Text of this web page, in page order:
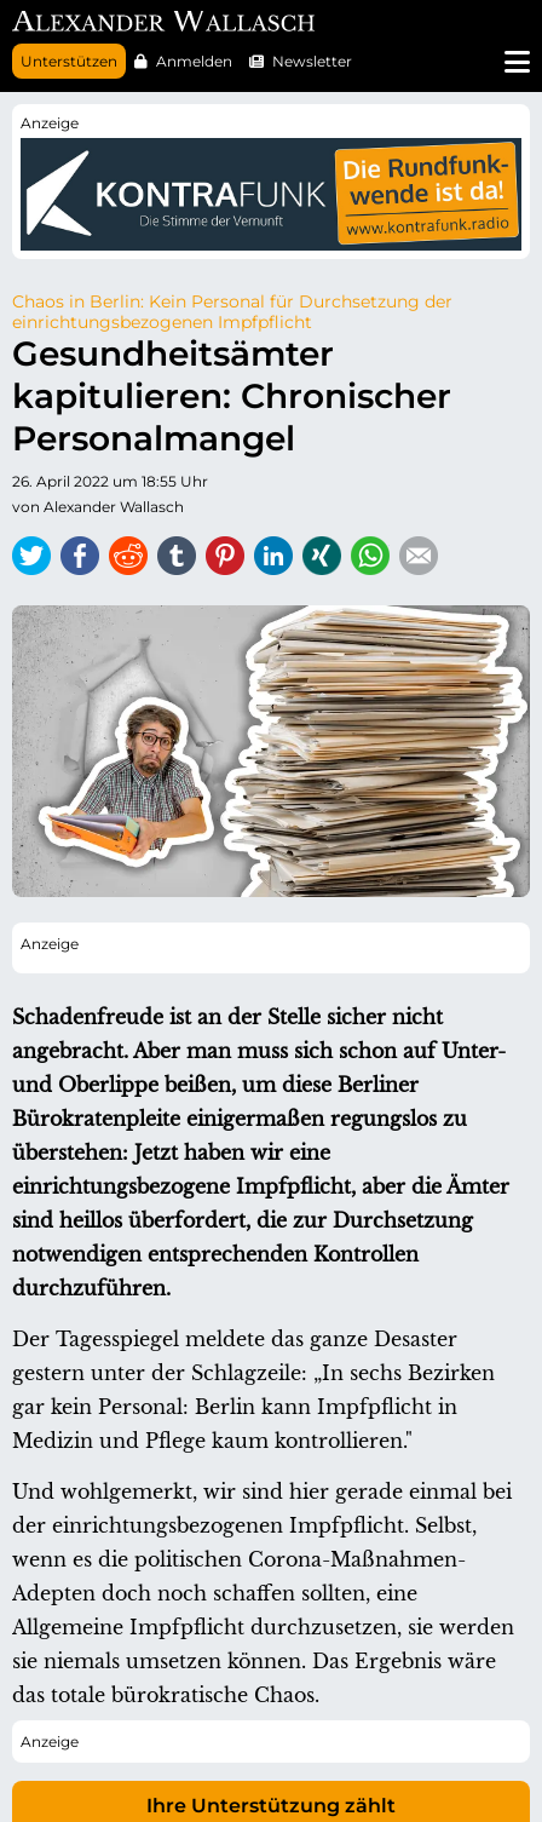
N
a
v
r
s
p
r
n
g
e
n
Unterstützen Anmelden Newsletter
Chaos in Berlin: Kein Personal für Durchsetzung der
einrichtungsbezogenen Impfpflicht
Gesundheitsämter
kapitulieren: Chronischer
Personalmangel
26. April 2022 um 18:55 Uhr
von Alexander Wallasch
TwitterFacebook
ReddittumblrPinterestLinkedIn
Xing WhatsApp
Schadenfreude ist an der Stelle sicher nicht
angebracht. Aber man muss sich schon auf Unter-
und Oberlippe beißen, um diese Berliner
Bürokratenpleite einigermaßen regungslos zu
überstehen: Jetzt haben wir eine
einrichtungsbezogene Impfpflicht, aber die Ämter
sind heillos überfordert, die zur Durchsetzung
notwendigen entsprechenden Kontrollen
durchzuführen.
Der Tagesspiegel meldete das ganze Desaster
gestern unter der Schlagzeile: „In sechs Bezirken
gar kein Personal: Berlin kann Impfpflicht in
Medizin und Pflege kaum kontrollieren."
Und wohlgemerkt, wir sind hier gerade einmal bei
der einrichtungsbezogenen Impfpflicht. Selbst,
wenn es die politischen Corona-Maßnahmen-
Adepten doch noch schaffen sollten, eine
Allgemeine Impfpflicht durchzusetzen, sie werden
sie niemals umsetzen können. Das Ergebnis wäre
das totale bürokratische Chaos.
Ihre Unterstützung zählt